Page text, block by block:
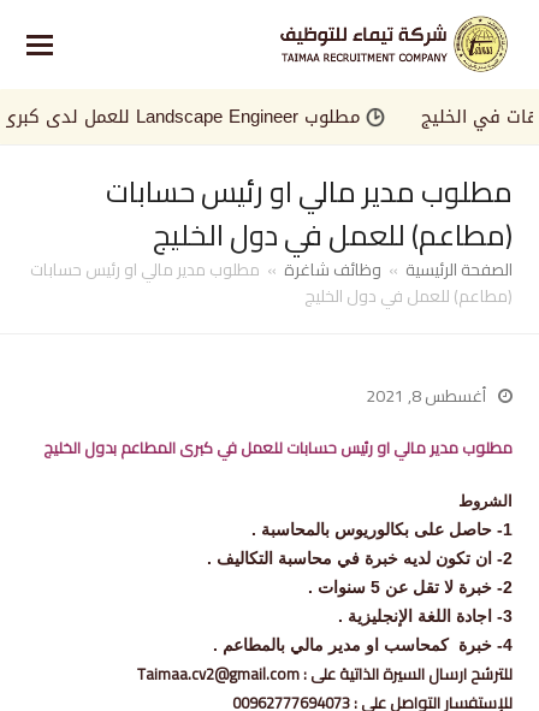
الخليج مطلوب Landscape Engineer للعمل لدى كبرى الجهات في الخليج
مطلوب مدير مالي او رئيس حسابات
(مطاعم) للعمل في دول الخليج
الصفحة الرئيسية » وظائف شاغرة » مطلوب مدير مالي او رئيس حسابات
(مطاعم) للعمل في دول الخليج
أغسطس 8, 2021
مطلوب مدير مالي او رئيس حسابات للعمل في كبرى المطاعم بدول الخليج
‏الشروط
1- حاصل على بكالوريوس بالمحاسبة .
2- ان تكون لديه خبرة في محاسبة التكاليف .
2- خبرة لا تقل عن 5 سنوات .
3- اجادة اللغة الإنجليزية .
4- خبرة كمحاسب او مدير مالي بالمطاعم .
للترشح ارسال السيرة الذاتية على : Taimaa.cv2@gmail.com
للإستفسار التواصل على : 00962777694073